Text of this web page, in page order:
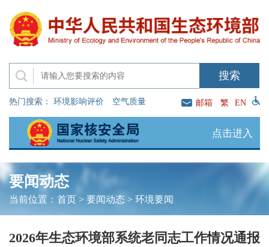
热门搜索： 环境影响评价 空气质量 邮箱 繁 EN
点击进入
要闻动态
当前位置： 首页> 要闻动态 > 环境要闻
2026年生态环境部系统老同志工作情况通报